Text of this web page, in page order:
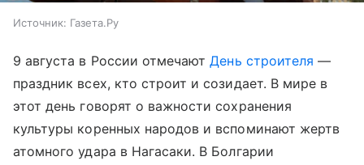
Источник: Газета.Ру
9 августа в России отмечаютДень строителя —
праздник всех, кто строит и созидает. В мире в
этот день говорят о важности сохранения
культуры коренных народов и вспоминают жертв
атомного удара в Нагасаки. В Болгарии